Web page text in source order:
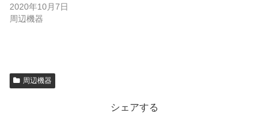
2020年10月7日
周辺機器
周辺機器
シェアする